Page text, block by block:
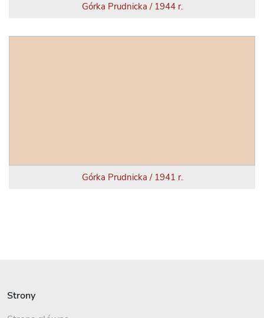
Górka Prudnicka / 1944 r.
Górka Prudnicka / 1941 r.
Strony